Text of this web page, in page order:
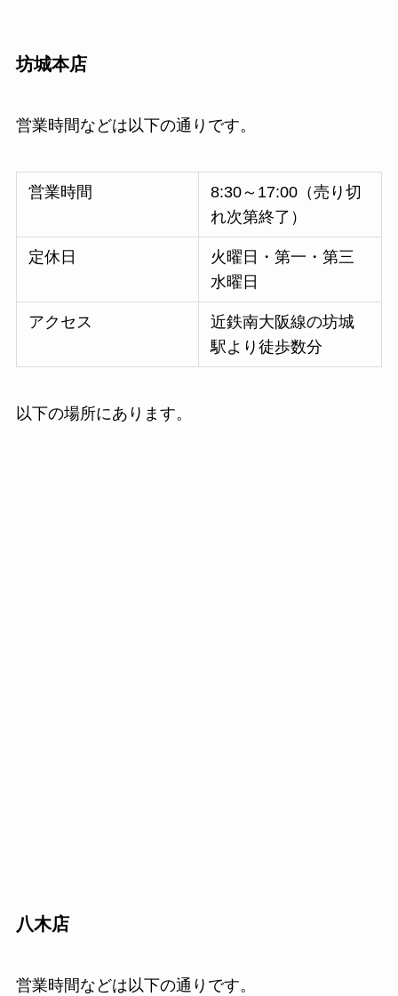
坊城本店
営業時間などは以下の通りです。
営業時間
8:30～17:00（売り切
れ次第終了）
定休日
火曜日・第一・第三
水曜日
アクセス
近鉄南大阪線の坊城
駅より徒歩数分
以下の場所にあります。
八木店
営業時間などは以下の通りです。